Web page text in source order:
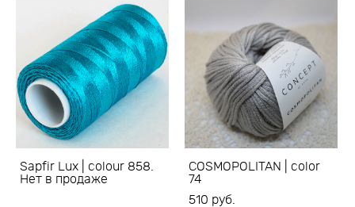
Sapfir Lux | colour 858.
Нет в продаже
COSMOPOLITAN | color
74
510 pуб.